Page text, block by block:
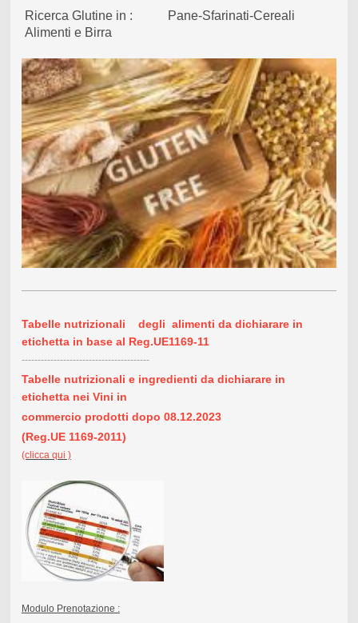
Ricerca Glutine in : Pane-Sfarinati-Cereali
Alimenti e Birra
Tabelle nutrizionali degli alimenti da dichiarare in
etichetta in base al Reg.UE1169-11
----------------------------------------
Tabelle nutrizionali e ingredienti da dichiarare in
etichetta nei Vini in
commercio prodotti dopo 08.12.2023
(Reg.UE 1169-2011)
(clicca qui )
Modulo Prenotazione :